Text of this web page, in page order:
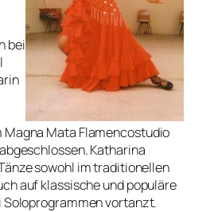
bei
Magna Mata Flamencostudio
Katharina
sowohl im traditionellen
auf klassische und populäre
Soloprogrammen vortanzt.